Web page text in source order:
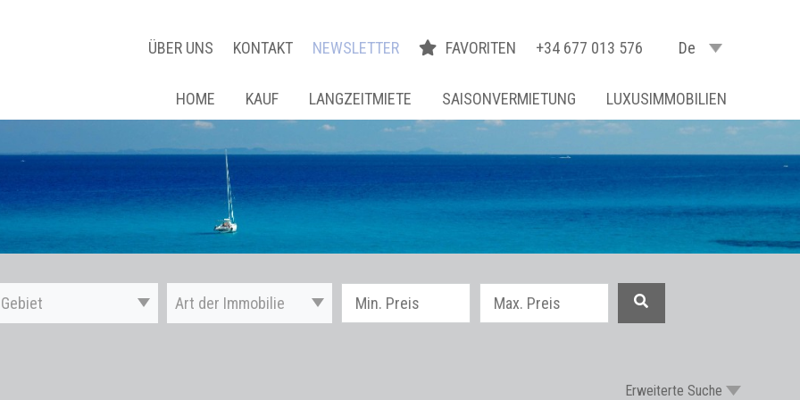
ÜBER UNS KONTAKT NEWSLETTER FAVORITEN +34 677 013 576 De
HOME KAUF LANGZEITMIETE SAISONVERMIETUNG LUXUSIMMOBILIEN
Gebiet Art der Immobilie
Erweiterte Suche